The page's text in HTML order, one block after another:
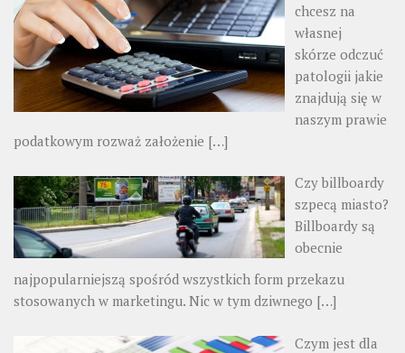
chcesz na
własnej
skórze odczuć
patologii jakie
znajdują się w
naszym prawie
podatkowym rozważ założenie […]
Czy billboardy
szpecą miasto?
Billboardy są
obecnie
najpopularniejszą spośród wszystkich form przekazu
stosowanych w marketingu. Nic w tym dziwnego […]
Czym jest dla